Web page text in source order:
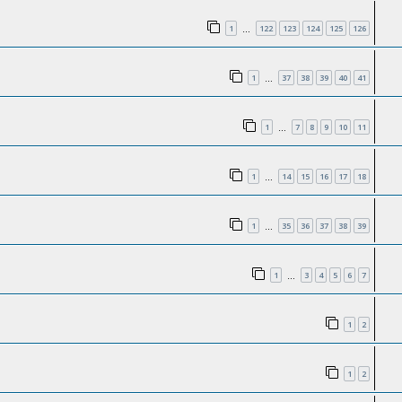
1 122 123 124 125 126
1 37 38 39 40 41
1 7 8 9 10 11
1 14 15 16 17 18
1 35 36 37 38 39
1 3 4 5 6 7
1 2
1 2